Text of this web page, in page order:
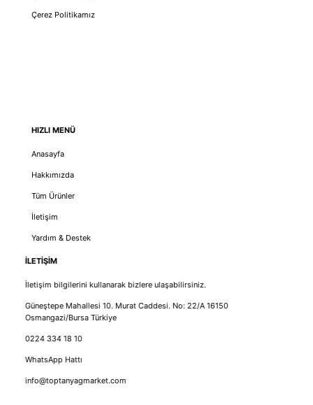
Çerez Politikamız
HIZLI MENÜ
Anasayfa
Hakkımızda
Tüm Ürünler
İletişim
Yardım & Destek
İLETİŞİM
İletişim bilgilerini kullanarak bizlere ulaşabilirsiniz.
Güneştepe Mahallesi 10. Murat Caddesi. No: 22/A 16150
Osmangazi/Bursa Türkiye
0224 334 18 10
WhatsApp Hattı
info@toptanyagmarket.com